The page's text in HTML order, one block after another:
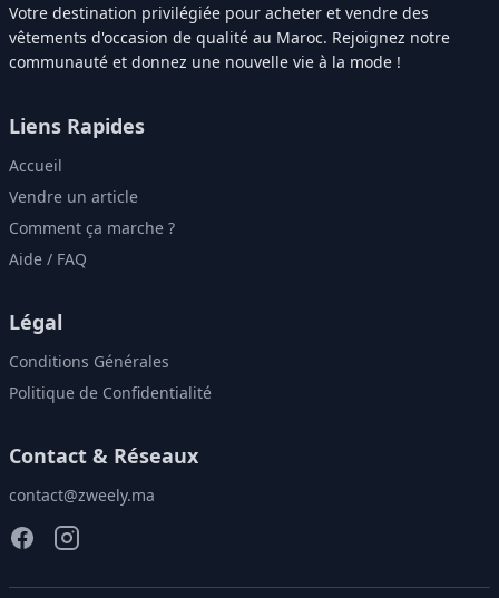
Votre destination privilégiée pour acheter et vendre des
vêtements d'occasion de qualité au Maroc. Rejoignez notre
communauté et donnez une nouvelle vie à la mode !
Liens Rapides
Accueil
Vendre un article
Comment ça marche ?
Aide / FAQ
Légal
Conditions Générales
Politique de Confidentialité
Contact & Réseaux
contact@zweely.ma